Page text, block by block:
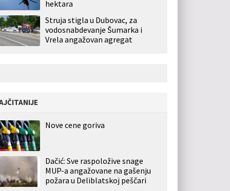
hektara
Struja stigla u Dubovac, za
vodosnabdevanje Šumarka i
Vrela angažovan agregat
Nove cene goriva
Dačić: Sve raspoložive snage
MUP-a angažovane na gašenju
požara u Deliblatskoj peščari